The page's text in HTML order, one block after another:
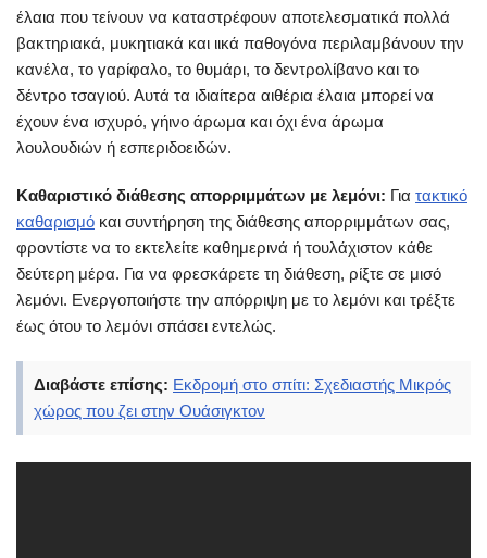
έλαια που τείνουν να καταστρέφουν αποτελεσματικά πολλά
βακτηριακά, μυκητιακά και ιικά παθογόνα περιλαμβάνουν την
κανέλα, το γαρίφαλο, το θυμάρι, το δεντρολίβανο και το
δέντρο τσαγιού. Αυτά τα ιδιαίτερα αιθέρια έλαια μπορεί να
έχουν ένα ισχυρό, γήινο άρωμα και όχι ένα άρωμα
λουλουδιών ή εσπεριδοειδών.
Καθαριστικό διάθεσης απορριμμάτων με λεμόνι: Για τακτικό
καθαρισμό και συντήρηση της διάθεσης απορριμμάτων σας,
φροντίστε να το εκτελείτε καθημερινά ή τουλάχιστον κάθε
δεύτερη μέρα. Για να φρεσκάρετε τη διάθεση, ρίξτε σε μισό
λεμόνι. Ενεργοποιήστε την απόρριψη με το λεμόνι και τρέξτε
έως ότου το λεμόνι σπάσει εντελώς.
Διαβάστε επίσης: Εκδρομή στο σπίτι: Σχεδιαστής Μικρός
χώρος που ζει στην Ουάσιγκτον